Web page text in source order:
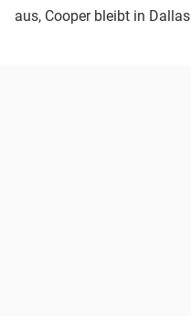
aus, Cooper bleibt in Dallas